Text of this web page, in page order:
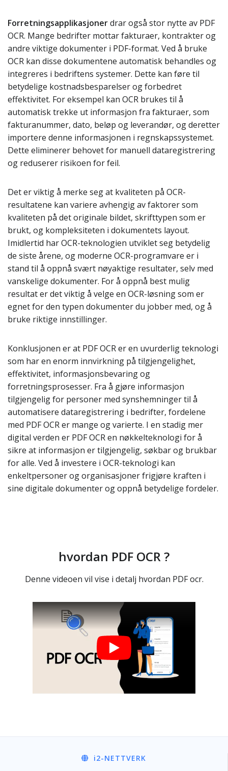
Forretningsapplikasjonerdrar også stor nytte av PDF
OCR. Mange bedrifter mottar fakturaer, kontrakter og
andre viktige dokumenter i PDF-format. Ved å bruke
OCR kan disse dokumentene automatisk behandles og
integreres i bedriftens systemer. Dette kan føre til
betydelige kostnadsbesparelser og forbedret
effektivitet. For eksempel kan OCR brukes til å
automatisk trekke ut informasjon fra fakturaer, som
fakturanummer, dato, beløp og leverandør, og deretter
importere denne informasjonen i regnskapssystemet.
Dette eliminerer behovet for manuell dataregistrering
og reduserer risikoen for feil.
Det er viktig å merke seg at kvaliteten på OCR-
resultatene kan variere avhengig av faktorer som
kvaliteten på det originale bildet, skrifttypen som er
brukt, og kompleksiteten i dokumentets layout.
Imidlertid har OCR-teknologien utviklet seg betydelig
de siste årene, og moderne OCR-programvare er i
stand til å oppnå svært nøyaktige resultater, selv med
vanskelige dokumenter. For å oppnå best mulig
resultat er det viktig å velge en OCR-løsning som er
egnet for den typen dokumenter du jobber med, og å
bruke riktige innstillinger.
Konklusjonen er at PDF OCR er en uvurderlig teknologi
som har en enorm innvirkning på tilgjengelighet,
effektivitet, informasjonsbevaring og
forretningsprosesser. Fra å gjøre informasjon
tilgjengelig for personer med synshemninger til å
automatisere dataregistrering i bedrifter, fordelene
med PDF OCR er mange og varierte. I en stadig mer
digital verden er PDF OCR en nøkkelteknologi for å
sikre at informasjon er tilgjengelig, søkbar og brukbar
for alle. Ved å investere i OCR-teknologi kan
enkeltpersoner og organisasjoner frigjøre kraften i
sine digitale dokumenter og oppnå betydelige fordeler.
hvordan PDF OCR ?
Denne videoen vil vise i detalj hvordan PDF ocr.
i2-NETTVERK